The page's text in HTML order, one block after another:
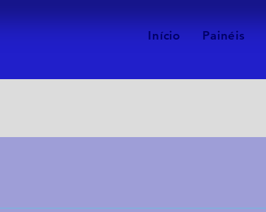
Início Painéis